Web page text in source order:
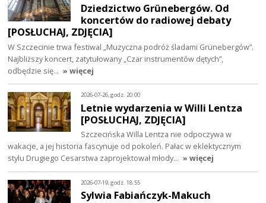
Dziedzictwo Grünebergów. Od
koncertów do radiowej debaty
[POSŁUCHAJ, ZDJĘCIA]
W Szczecinie trwa festiwal „Muzyczna podróż śladami Grünebergów”.
Najbliższy koncert, zatytułowany „Czar instrumentów dętych”,
odbędzie się… » więcej
2026-07-26, godz. 20:00
Letnie wydarzenia w Willi Lentza
[POSŁUCHAJ, ZDJĘCIA]
Szczecińska Willa Lentza nie odpoczywa w
wakacje, a jej historia fascynuje od pokoleń. Pałac w eklektycznym
stylu Drugiego Cesarstwa zaprojektował młody… » więcej
2026-07-19, godz. 18:55
Sylwia Fabiańczyk-Makuch